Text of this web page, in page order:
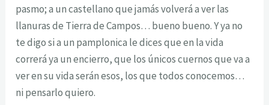
pasmo; a un castellano que jamás volverá a ver las
llanuras de Tierra de Campos… bueno bueno. Y ya no
te digo si a un pamplonica le dices que en la vida
correrá ya un encierro, que los únicos cuernos que va a
ver en su vida serán esos, los que todos conocemos…
ni pensarlo quiero.